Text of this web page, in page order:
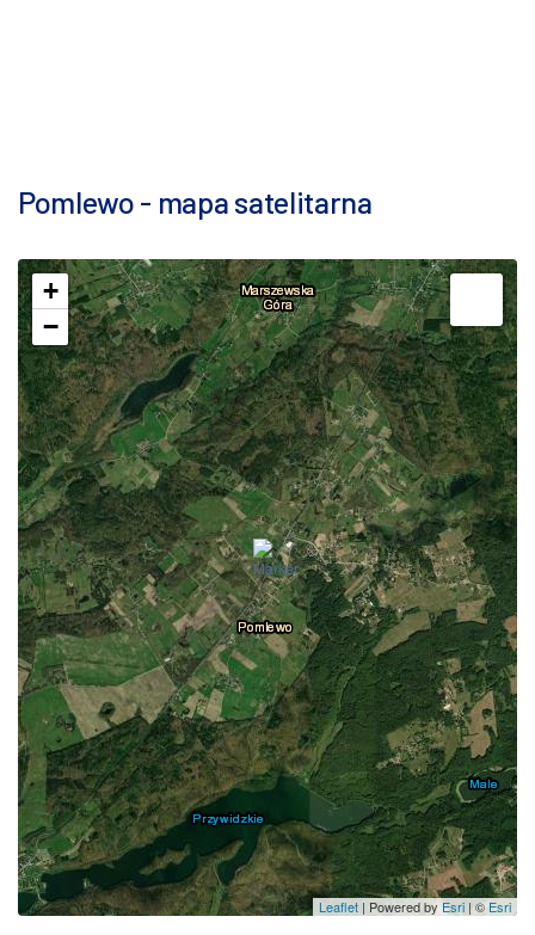
Pomlewo - mapa satelitarna
+
−
Leaflet | Powered by Esri | ©Esri